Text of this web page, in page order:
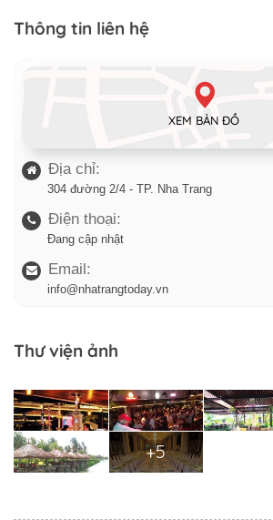
Thông tin liên hệ
XEM BẢN ĐỒ
Địa chỉ:
304 đường 2/4 - TP. Nha Trang
Điện thoại:
Đang cập nhật
Email:
info@nhatrangtoday.vn
Thư viện ảnh
+5